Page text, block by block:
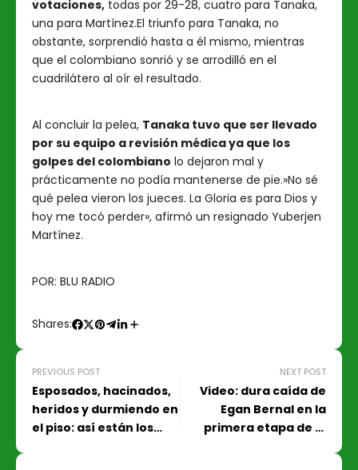
votaciones, todas por 29-28, cuatro para Tanaka,
una para Martínez.El triunfo para Tanaka, no
obstante, sorprendió hasta a él mismo, mientras
que el colombiano sonrió y se arrodilló en el
cuadrilátero al oír el resultado.
Al concluir la pelea, Tanaka tuvo que ser llevado
por su equipo a revisión médica ya que los
golpes del colombiano lo dejaron mal y
prácticamente no podía mantenerse de pie.»No sé
qué pelea vieron los jueces. La Gloria es para Dios y
hoy me tocó perder», afirmó un resignado Yuberjen
Martínez.
POR: BLU RADIO
Shares:
PREVIOUS POST
Esposados, hacinados,
heridos y durmiendo en
el piso: así están los
NEXT POST
Video: dura caída de
Egan Bernal en la
primera etapa de la